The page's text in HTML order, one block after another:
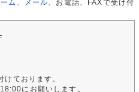
ム メール 、お電話、FAXで受け付
けております。
にお願いします。